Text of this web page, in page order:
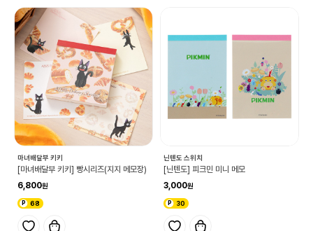
마녀배달부 키키
[마녀배달부 키키] 빵시리즈(지지 메모장)
6,800
68
닌텐도 스위치
[닌텐도] 피크민 미니 메모
3,000
30